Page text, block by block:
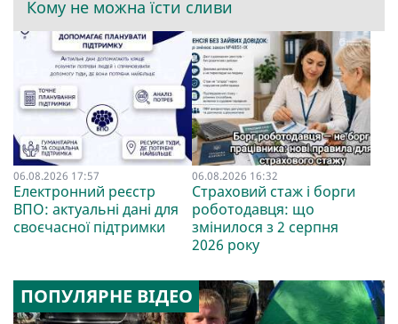
Кому не можна їсти сливи
06.08.2026 17:57
Електронний реєстр
ВПО: актуальні дані для
своєчасної підтримки
06.08.2026 16:32
Страховий стаж і борги
роботодавця: що
змінилося з 2 серпня
2026 року
ПОПУЛЯРНЕ ВІДЕО